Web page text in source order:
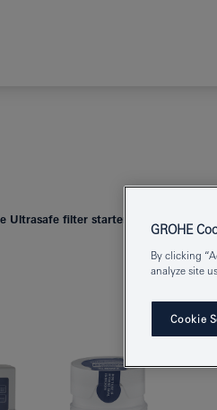
Ultrasafe filter starter set
GROHE
By clicking
analyze site
Cookie